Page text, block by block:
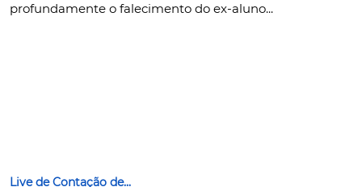
profundamente o falecimento do ex-aluno...
Live de Contação de...